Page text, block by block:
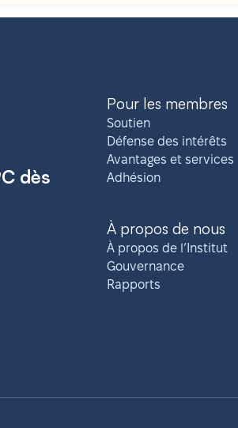
dès
Pour les membres
Soutien
Défense des intérêts
Avantages et services
Adhésion
À propos de nous
À propos de l’Institut
Gouvernance
Rapports